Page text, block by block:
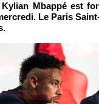
Kylian Mbappé est
Le Paris